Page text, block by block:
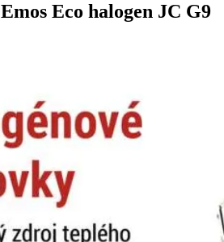
Emos Eco halogen JC G9